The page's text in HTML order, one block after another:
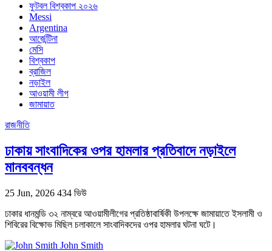
ফুটবল বিশ্বকাপ ২০২৬
Messi
Argentina
আর্জেন্টিনা
মেসি
বিশ্বকাপ
ব্রাজিল
নড়াইল
আওয়ামী লীগ
জামায়াত
রাজনীতি
ঢাকায় সাংবাদিকের ওপর হামলার প্রতিবাদে নড়াইলে
মানববন্ধন
25 Jun, 2026 434 ভিউ
ঢাকার ধানমন্ডি ৩২ নাম্বরে আওয়ামীলীগের প্রতিষ্ঠাবার্ষিকী উপলক্ষে জামায়াতে ইসলামী ও
শিবিরের বিক্ষোভ মিছিল চলাকালে সাংবাদিকদের ওপর হামলার ঘটনা ঘটে।
John Smith